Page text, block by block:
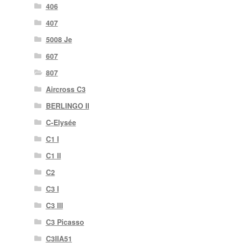
406
407
5008 Je
607
807
Aircross C3
BERLINGO II
C-Elysée
C1 I
C1 II
C2
C3 I
C3 III
C3 Picasso
C3IIA51